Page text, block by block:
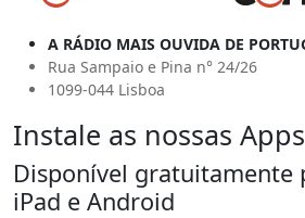
A RÁDIO MAIS OUVIDA DE
Rua Sampaio e Pina n° 24/26
1099-044 Lisboa
Instale as nossas Apps
Disponível gratuitamente
iPad e Android